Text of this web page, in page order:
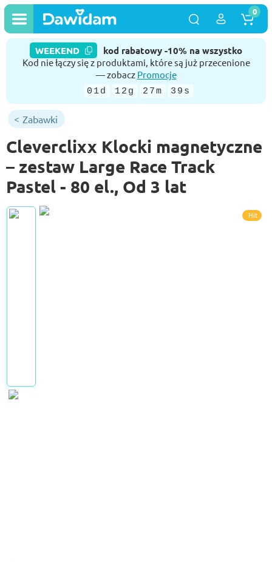
WEEKEND kod rabatowy -10% na wszystko
Kod nie łączy się z produktami, które są już przecenione
— zobacz Promocje
01d 12g 27m 38s
0
Zabawki
Cleverclixx Klocki magnetyczne
– zestaw Large Race Track
Pastel - 80 el., Od 3 lat
Hit